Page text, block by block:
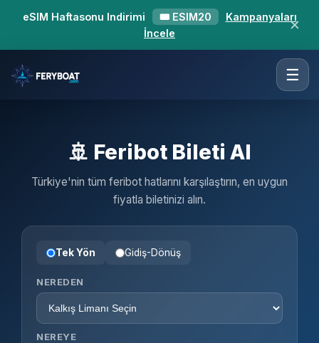
eSIM Haftasonu Indirimi 🎟 ESIM20
Kampanyaları
İncele
✕
☰
🚢 Feribot Bileti Al
Türkiye'nin tüm feribot hatlarını karşılaştırın, en uygun
fiyatla biletinizi alın.
Tek Yön Gidiş-Dönüş
NEREDEN
NEREYE